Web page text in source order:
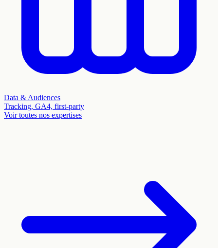
Data & Audiences
Tracking, GA4, first-party
Voir toutes nos expertises